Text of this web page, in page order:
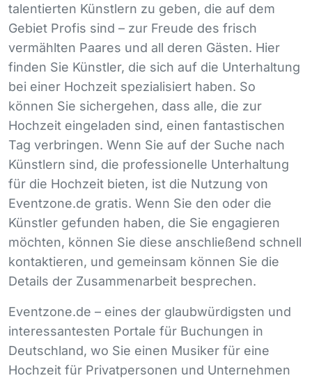
talentierten Künstlern zu geben, die auf dem
Gebiet Profis sind – zur Freude des frisch
vermählten Paares und all deren Gästen. Hier
finden Sie Künstler, die sich auf die Unterhaltung
bei einer Hochzeit spezialisiert haben. So
können Sie sichergehen, dass alle, die zur
Hochzeit eingeladen sind, einen fantastischen
Tag verbringen. Wenn Sie auf der Suche nach
Künstlern sind, die professionelle Unterhaltung
für die Hochzeit bieten, ist die Nutzung von
Eventzone.de gratis. Wenn Sie den oder die
Künstler gefunden haben, die Sie engagieren
möchten, können Sie diese anschließend schnell
kontaktieren, und gemeinsam können Sie die
Details der Zusammenarbeit besprechen.
Eventzone.de – eines der glaubwürdigsten und
interessantesten Portale für Buchungen in
Deutschland, wo Sie einen Musiker für eine
Hochzeit für Privatpersonen und Unternehmen